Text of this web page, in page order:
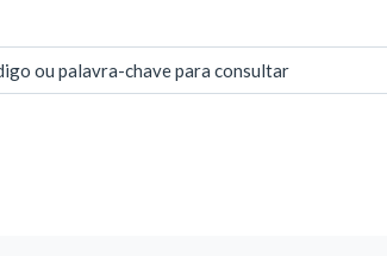
ou palavra-chave para consultar